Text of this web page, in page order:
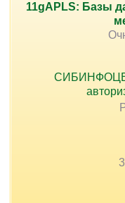
11gAPLS: Базы